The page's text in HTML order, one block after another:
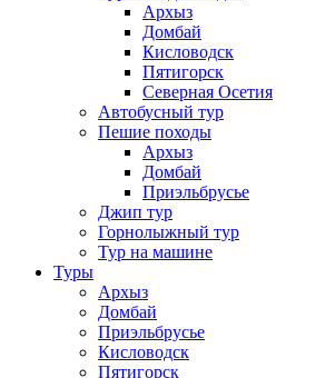
Архыз
Домбай
Кисловодск
Пятигорск
Северная Осетия
Автобусный тур
Пешие походы
Архыз
Домбай
Приэльбрусье
Джип тур
Горнолыжный тур
Тур на машине
Туры
Архыз
Домбай
Приэльбрусье
Кисловодск
Пятигорск